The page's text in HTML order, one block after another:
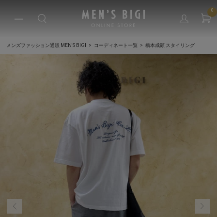
0
メンズファッション通販 MEN'S BIGI コーディネート一覧 橋本成顕 スタイリング